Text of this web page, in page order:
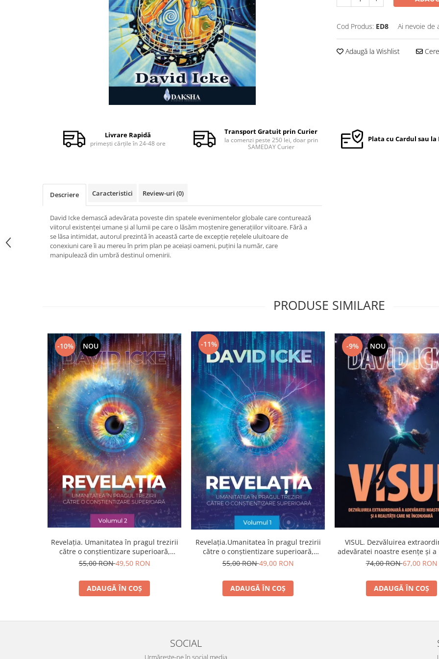
Non-dualitate
Povestiri
Relații de cuplu
Seria Masaru Emoto
Inspiraţie divină
Vindecare spirituală
Viaţa de după moarte
Supă de pui pentru suflet
Spiritualitate şi ştiinţă
Fără categorie
Facebook
Cod Produs: ED8 Ai nevoie de
Adaugă la Wishlist
Livrare Rapidă
primești cărțile în 24-48 ore
Transport Gratuit prin Curier
la comenzi peste 250 lei, doar prin
SAMEDAY Curier
Plata cu Cardul sau
Descriere Caracteristici Review-uri (0)
David Icke demască adevărata poveste din spatele evenimentelor globale care conturează
viitorul existenţei umane și al lumii pe care o lăsăm moștenire generaţiilor viitoare. Fără a
se lăsa intimidat, autorul prezintă în această carte de excepţie reţelele uluitoare de
conexiuni care îi au mereu în prim plan pe aceiași oameni, puţini la număr, care
manipulează din umbră destinul omenirii.
PRODUSE SIMILARE
-10% NOU
Revelația. Umanitatea în pragul trezirii
către o conştientizare superioară,
volumul 2
55,00 RON49,50 RON
ADAUGĂ ÎN COȘ
-11%
Revelația.Umanitatea în pragul trezirii
către o conştientizare superioară,
volumul 1
55,00 RON49,00 RON
ADAUGĂ ÎN COȘ
-9% NOU
VISUL. Dezvăluirea
adevăratei noastre esențe și
care ne înconjoară
74,00 RON67,00 RON
ADAUGĂ ÎN COȘ
SOCIAL
Urmărește-ne în social media